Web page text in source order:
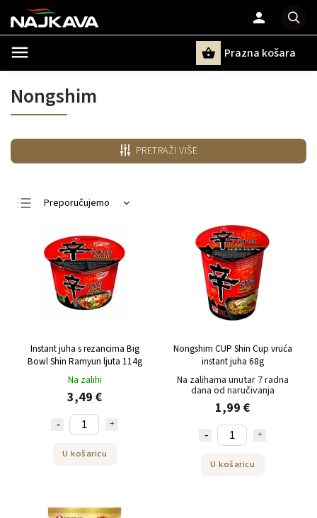
Prazna košara
Nongshim
PRETRAŽI VIŠE
Preporučujemo
Najskuplji
Najprodavanije
Po abecedi
Instant juha s rezancima Big
Bowl Shin Ramyun ljuta 114g
Na zalihi
3,49 €
U košaricu
Nongshim CUP Shin Cup vruća
instant juha 68g
Na zalihama unutar 7 radna
dana od naručivanja
1,99 €
U košaricu